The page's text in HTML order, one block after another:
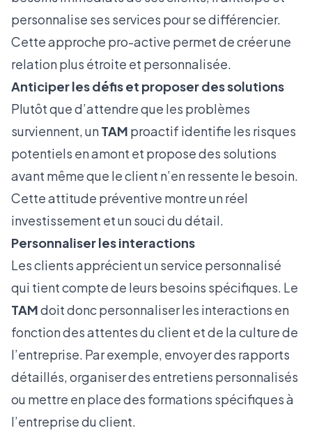
personnalise ses services pour se différencier.
Cette approche pro-active permet de créer une
relation plus étroite et personnalisée.
Anticiper les défis et proposer des solutions
Plutôt que d’attendre que les problèmes
surviennent, unTAM proactif identifie les risques
potentiels en amont et propose des solutions
avant même que le client n’en ressente le besoin.
Cette attitude préventive montre un réel
investissement et un souci du détail.
Personnaliser les interactions
Les clients apprécient un service personnalisé
qui tient compte de leurs besoins spécifiques. Le
TAMdoit donc personnaliser les interactions en
fonction des attentes du client et de la culture de
l’entreprise. Par exemple, envoyer des rapports
détaillés, organiser des entretiens personnalisés
ou mettre en place des formations spécifiques à
l’entreprise du client.